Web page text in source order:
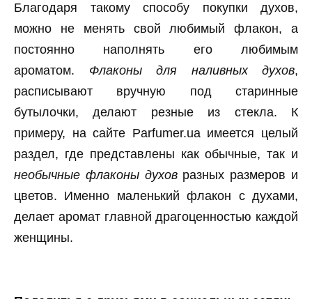
Благодаря такому способу покупки духов,
можно не менять свой любимый флакон, а
постоянно наполнять его любимым
ароматом. Флаконы для наливных духов,
расписывают вручную под старинные
бутылочки, делают резные из стекла. К
примеру, на сайте Parfumer.ua имеется целый
раздел, где представлены как обычные, так и
необычные флаконы духовразных размеров и
цветов. Именно маленький флакон с духами,
делает аромат главной драгоценностью каждой
женщины.